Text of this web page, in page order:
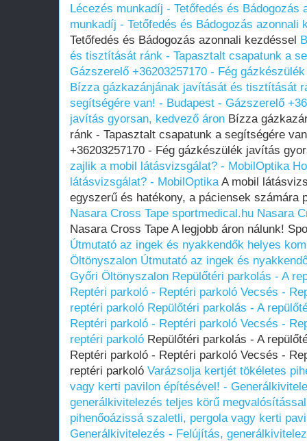
Lécezés munkadíj - Tetőfedés és Bádogozás
munkadíj - Tetőfedés és Bádogozás azonnali
Tetőfedés és Bádogozás azonnali kezdéssel
és tisztítását ránk - Tapasztalt csapatunk a
Gázszerelő +36203257170 - Fég
Bízza gázkazánjának javítását és tisztítását
segítségére van! - Budapest - Gázszerelő
javítás gyorsan, kedvező áron Bízza
ránk - Tapasztalt csapatunk a segítségére
+36203257170 - Fég gázkészülék javítás
zajlik a mobil látásvizsgálat? - MobilOptika
látásvizsgálat? - MobilOptikaA mobil
egyszerű és hatékony, a páciensek számára
Nasara Cross Tape sportmedical.hu Nasara
Nasara Cross Tape A legjobb áron nálunk!
Útmutató az ingek és nyakkendők helyes
Öltönyszalon Útmutató az ingek és
Győri Öltönyszalon Repülőtéri parkolás - A
Reptéri parkoló - Reptéri parkoló Vecsés -
reptéri parkoló Repülőtéri parkolás - A
Reptéri parkoló - Reptéri parkoló Vecsés -
reptéri parkoló Repülőtéri parkolás - A
Reptéri parkoló - Reptéri parkoló Vecsés -
reptéri parkoló Varázsolja kertjét tökéletes
vagy kerti pavilon építésével! -
generálkivitelezés teljes körű megvalósítással
pihenőoázissá szaletli, pergola vagy kerti
Generálkivitelezés - Felújítás,